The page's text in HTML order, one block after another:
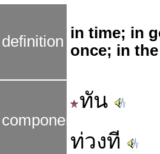
definition in time; in
once; in
components
ทัน
ท่วงที